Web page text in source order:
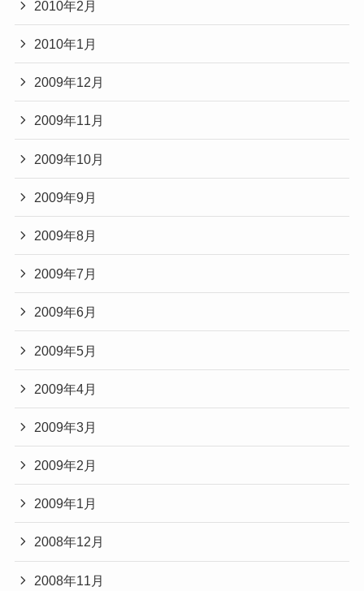
2010年2月
2010年1月
2009年12月
2009年11月
2009年10月
2009年9月
2009年8月
2009年7月
2009年6月
2009年5月
2009年4月
2009年3月
2009年2月
2009年1月
2008年12月
2008年11月